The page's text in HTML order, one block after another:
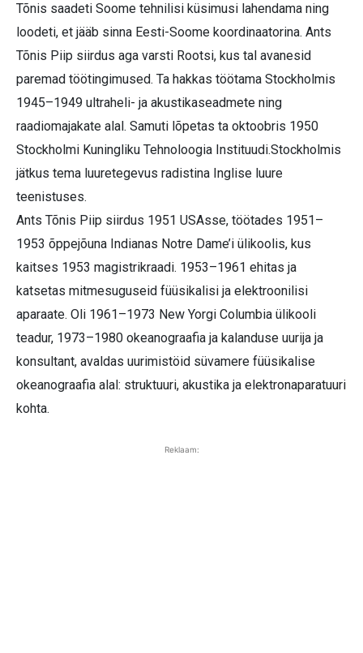
Tõnis saadeti Soome tehnilisi küsimusi lahendama ning
loodeti, et jääb sinna Eesti-Soome koordinaatorina. Ants
Tõnis Piip siirdus aga varsti Rootsi, kus tal avanesid
paremad töötingimused. Ta hakkas töötama Stockholmis
1945–1949 ultraheli- ja akustikaseadmete ning
raadiomajakate alal. Samuti lõpetas ta oktoobris 1950
Stockholmi Kuningliku Tehnoloogia Instituudi.Stockholmis
jätkus tema luuretegevus radistina Inglise luure
teenistuses.
Ants Tõnis Piip siirdus 1951 USAsse, töötades 1951–
1953 õppejõuna Indianas Notre Dame’i ülikoolis, kus
kaitses 1953 magistrikraadi. 1953–1961 ehitas ja
katsetas mitmesuguseid füüsikalisi ja elektroonilisi
aparaate. Oli 1961–1973 New Yorgi Columbia ülikooli
teadur, 1973–1980 okeanograafia ja kalanduse uurija ja
konsultant, avaldas uurimistöid süvamere füüsikalise
okeanograafia alal: struktuuri, akustika ja elektronaparatuuri
kohta.
Reklaam: